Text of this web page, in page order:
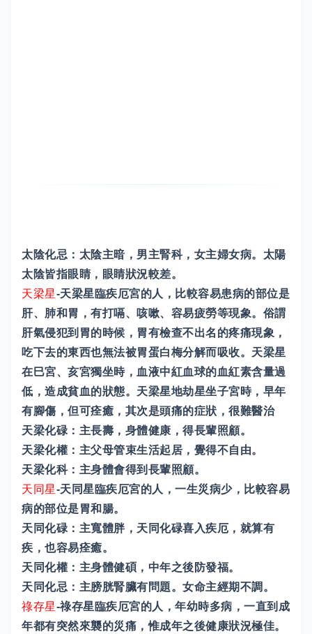
太陰化忌：太陰主暗，男主腎科，女主婦女病。太陽
太陰皆指眼睛，眼睛狀況較差。
天梁星-天梁星臨疾厄宮的人，比較容易患病的部位是
肝、肺和胃，有打嗝、咳嗽、容易疲勞等現象。俗謂
肝氣侵犯到胃的時候，胃有檢查不出名的疼痛現象，
吃下去的東西也無法被胃蛋白梅分解而吸收。天梁星
在巳宮、亥宮獨坐時，血液中紅血球的血紅素含量過
低，造成貧血的狀態。天梁星地劫星坐子宮時，早年
有腳傷，但可痊癒，其次是頭痛的症狀，很難醫治
天梁化碌：主長壽，身體健康，得長輩照顧。
天梁化權：主父母管束生活起居，覺得不自由。
天梁化科：主身體會得到長輩照顧。
天同星-天同星臨疾厄宮的人，一生災病少，比較容易
病的部位是胃和腸。
天同化碌：主寬體胖，天同化碌喜入疾厄，就算有
疾，也容易痊癒。
天同化權：主身體健碩，中年之後防發福。
天同化忌：主膀胱腎臟有問題。女命主經期不調。
祿存星-祿存星臨疾厄宮的人，年幼時多病，一直到成
年都有突然來襲的災痛，惟成年之後健康狀況極佳。